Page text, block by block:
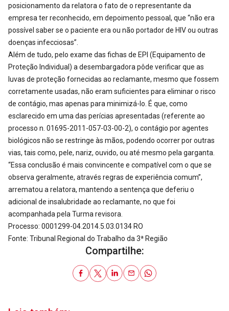
posicionamento da relatora o fato de o representante da
empresa ter reconhecido, em depoimento pessoal, que “não era
possível saber se o paciente era ou não portador de HIV ou outras
doenças infecciosas”.
Além de tudo, pelo exame das fichas de EPI (Equipamento de
Proteção Individual) a desembargadora pôde verificar que as
luvas de proteção fornecidas ao reclamante, mesmo que fossem
corretamente usadas, não eram suficientes para eliminar o risco
de contágio, mas apenas para minimizá-lo. É que, como
esclarecido em uma das perícias apresentadas (referente ao
processo n. 01695-2011-057-03-00-2), o contágio por agentes
biológicos não se restringe às mãos, podendo ocorrer por outras
vias, tais como, pele, nariz, ouvido, ou até mesmo pela garganta.
“Essa conclusão é mais convincente e compatível com o que se
observa geralmente, através regras de experiência comum”,
arrematou a relatora, mantendo a sentença que deferiu o
adicional de insalubridade ao reclamante, no que foi
acompanhada pela Turma revisora.
Processo: 0001299-04.2014.5.03.0134 RO
Fonte: Tribunal Regional do Trabalho da 3ª Região
Compartilhe: